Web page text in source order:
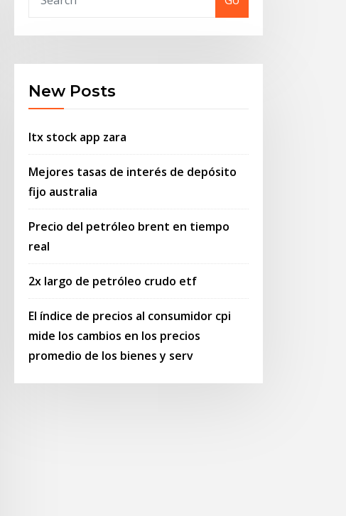
New Posts
Itx stock app zara
Mejores tasas de interés de depósito
fijo australia
Precio del petróleo brent en tiempo
real
2x largo de petróleo crudo etf
El índice de precios al consumidor cpi
mide los cambios en los precios
promedio de los bienes y serv